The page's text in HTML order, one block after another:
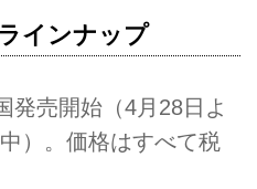
インナップ
発売開始（4月28日よ
）。価格はすべて税